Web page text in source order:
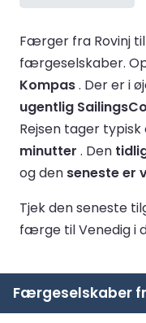
Færger fra Rovinj til
færgeselskaber.
Kompas. Der er i
ugentlig
Rejsen tager
minutter . Den
og den seneste er
Tjek den seneste
færge til Venedig i
Færgeselskaber